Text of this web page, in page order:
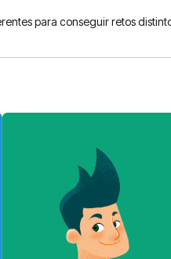
para conseguir retos